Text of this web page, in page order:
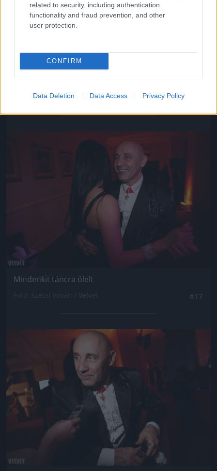
related to security, including authentication
functionality and fraud prevention, and other
user protection.
CONFIRM
Data Deletion Data Access Privacy Policy
Fotó: Szécsi István / Velvet
Jön még kép!
Mindenkit táncra ölelt
Jön még kép!